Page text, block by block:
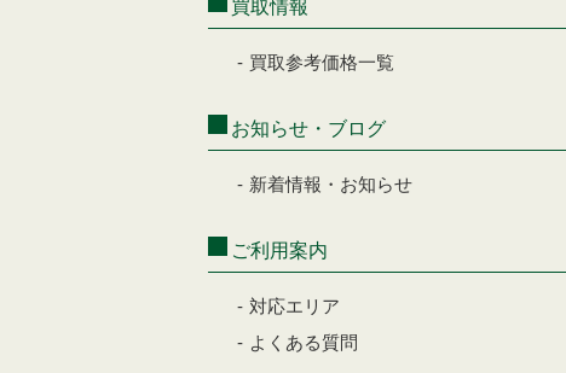
買取情報
買取参考価格一覧
お知らせ・ブログ
新着情報・お知らせ
ご利用案内
対応エリア
よくある質問